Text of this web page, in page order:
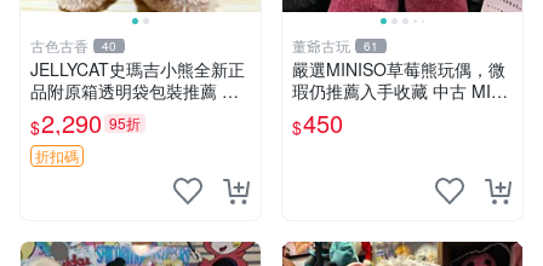
古色古香 40
JELLYCAT史瑪吉小熊全新正
品附原箱透明袋包裝推薦 透
明袋 包裝盒 史瑪吉小熊
$2,290 95折
折扣碼
董爺古玩 61
嚴選MINISO草莓熊玩偶，微
瑕仍推薦入手收藏 中古 MINI
SO 草莓熊 玩具 收藏
$450